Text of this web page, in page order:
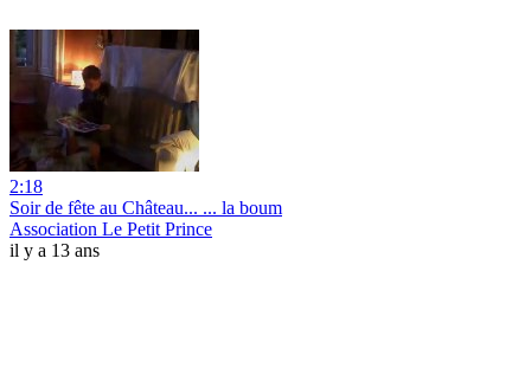
2:18
Soir de fête au Château... ... la boum
Association Le Petit Prince
il y a 13 ans